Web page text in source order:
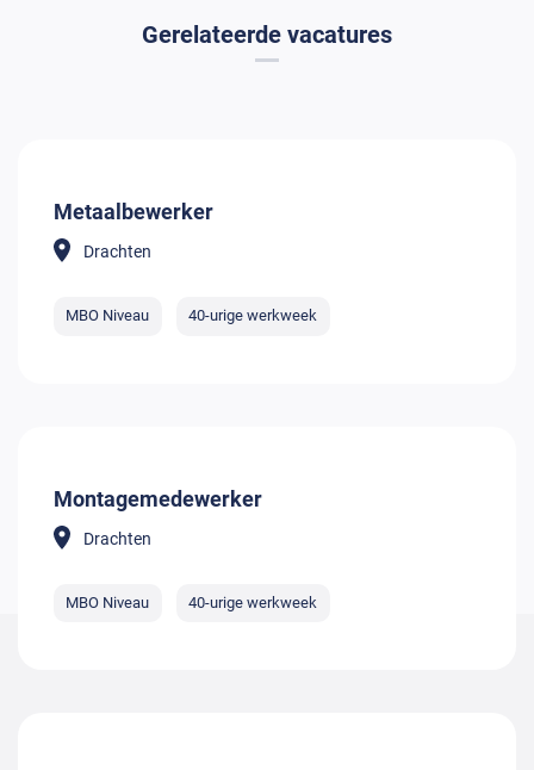
Gerelateerde vacatures
Metaalbewerker
Drachten
MBO Niveau 40-urige werkweek
Montagemedewerker
Drachten
MBO Niveau 40-urige werkweek